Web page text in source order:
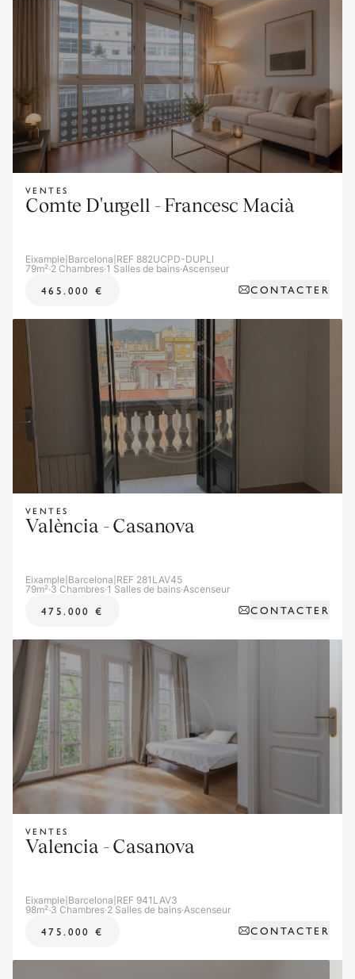
VENTES
Comte D'urgell - Francesc Macià
Eixample|Barcelona|REF 882UCPD-DUPLI
79m²·2 Chambres·1 Salles de bains·Ascenseur
465.000 € CONTACTER
VENTES
València - Casanova
Eixample|Barcelona|REF 281LAV45
79m²·3 Chambres·1 Salles de bains·Ascenseur
475.000 € CONTACTER
VENTES
Valencia - Casanova
Eixample|Barcelona|REF 941LAV3
98m²·3 Chambres·2 Salles de bains·Ascenseur
475.000 € CONTACTER